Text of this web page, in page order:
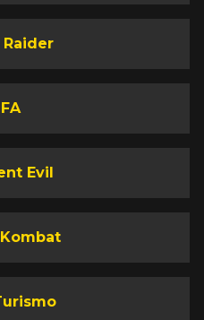
Evil